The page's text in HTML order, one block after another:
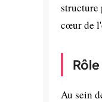
structure
cœur de
Au sein